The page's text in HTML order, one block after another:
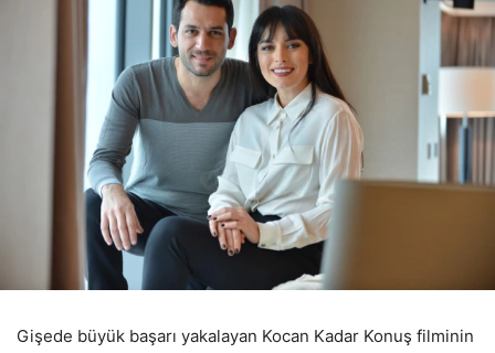
Gişede büyük başarı yakalayan Kocan Kadar Konuş filminin